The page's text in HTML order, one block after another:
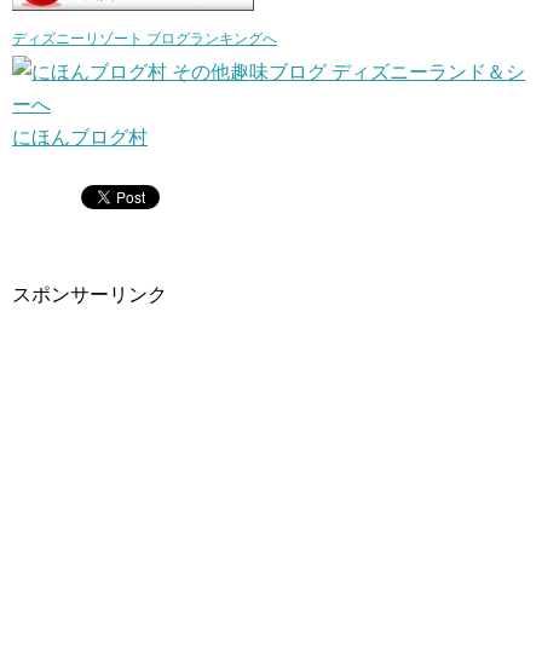
ディズニーリゾート ブログランキングへ
にほんブログ村
スポンサーリンク